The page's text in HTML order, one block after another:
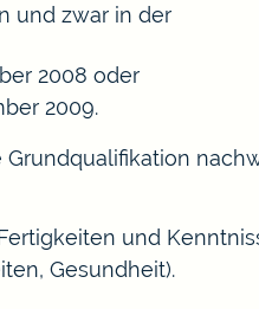
und zwar in der
2008 oder
2009.
und
Gesundheit).